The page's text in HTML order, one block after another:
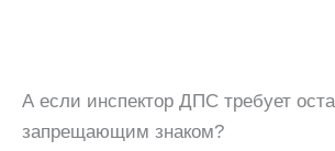
А если инспектор ДПС требует
запрещающим знаком?